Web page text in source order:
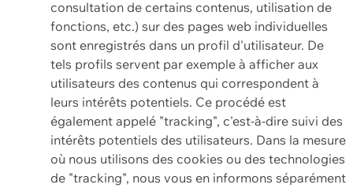
consultation de certains contenus, utilisation de
fonctions, etc.) sur des pages web individuelles
sont enregistrés dans un profil d'utilisateur. De
tels profils servent par exemple à afficher aux
utilisateurs des contenus qui correspondent à
leurs intérêts potentiels. Ce procédé est
également appelé "tracking", c'est-à-dire suivi des
intérêts potentiels des utilisateurs. Dans la mesure
où nous utilisons des cookies ou des technologies
de "tracking", nous vous en informons séparément